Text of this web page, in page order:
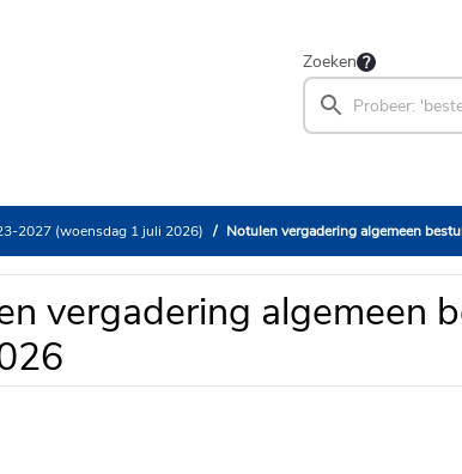
Zoeken
2027 (woensdag 1 juli 2026) Notulen vergadering algemeen
vergadering algemeen